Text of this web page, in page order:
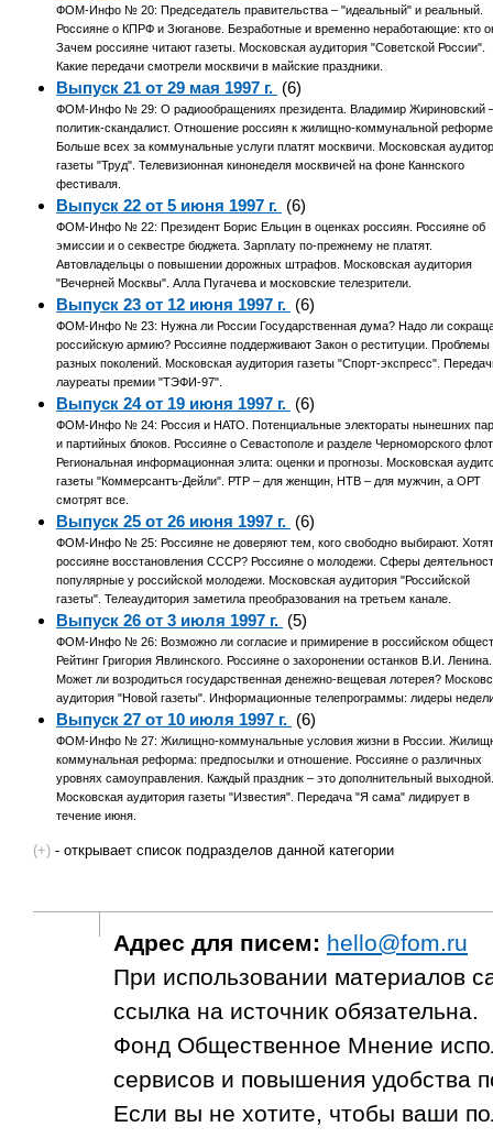
ФОМ-Инфо № 20: Председатель правительства – "идеальный" и реальный.
Россияне о КПРФ и Зюганове. Безработные и временно неработающие: кто
Зачем россияне читают газеты. Московская аудитория "Советской России".
Какие передачи смотрели москвичи в майские праздники.
Выпуск 21 от 29 мая 1997 г. (6)
ФОМ-Инфо № 29: О радиообращениях президента. Владимир Жириновский
политик-скандалист. Отношение россиян к жилищно-коммунальной
Больше всех за коммунальные услуги платят москвичи. Московская
газеты "Труд". Телевизионная кинонеделя москвичей на фоне Каннского
фестиваля.
Выпуск 22 от 5 июня 1997 г. (6)
ФОМ-Инфо № 22: Президент Борис Ельцин в оценках россиян. Россияне об
эмиссии и о секвестре бюджета. Зарплату по-прежнему не платят.
Автовладельцы о повышении дорожных штрафов. Московская аудитория
"Вечерней Москвы". Алла Пугачева и московские телезрители.
Выпуск 23 от 12 июня 1997 г. (6)
ФОМ-Инфо № 23: Нужна ли России Государственная дума? Надо ли
российскую армию? Россияне поддерживают Закон о реституции. Проблемы
разных поколений. Московская аудитория газеты "Спорт-экспресс".
лауреаты премии "ТЭФИ-97".
Выпуск 24 от 19 июня 1997 г. (6)
ФОМ-Инфо № 24: Россия и НАТО. Потенциальные электораты нынешних
и партийных блоков. Россияне о Севастополе и разделе Черноморского
Региональная информационная элита: оценки и прогнозы. Московская
газеты "Коммерсантъ-Дейли". РТР – для женщин, НТВ – для мужчин, а ОРТ
смотрят все.
Выпуск 25 от 26 июня 1997 г. (6)
ФОМ-Инфо № 25: Россияне не доверяют тем, кого свободно выбирают.
россияне восстановления СССР? Россияне о молодежи. Сферы
популярные у российской молодежи. Московская аудитория "Российской
газеты". Телеаудитория заметила преобразования на третьем канале.
Выпуск 26 от 3 июля 1997 г. (5)
ФОМ-Инфо № 26: Возможно ли согласие и примирение в российском
Рейтинг Григория Явлинского. Россияне о захоронении останков В.И. Ленина.
Может ли возродиться государственная денежно-вещевая лотерея?
аудитория "Новой газеты". Информационные телепрограммы: лидеры
Выпуск 27 от 10 июля 1997 г. (6)
ФОМ-Инфо № 27: Жилищно-коммунальные условия жизни в России.
коммунальная реформа: предпосылки и отношение. Россияне о различных
уровнях самоуправления. Каждый праздник – это дополнительный
Московская аудитория газеты "Известия". Передача "Я сама" лидирует в
течение июня.
(+) - открывает список подразделов данной категории
Адрес для писем: hello@fom.ru
При использовании материалов
ссылка на источник обязательна.
Фонд Общественное Мнение
сервисов и повышения удобства
Если вы не хотите, чтобы ваши